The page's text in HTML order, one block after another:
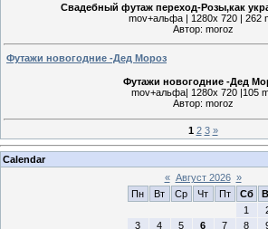
Свадебный футаж переход-Розы,как
mov+альфа | 1280х 720 | 262
Автор: moroz
Футажи новогодние -Дед Мороз
Футажи новогодние -Дед
mov+альфа| 1280х 720 |105
Автор: moroz
1 2 3 »
Calendar
« Август 2026 »
Пн
Вт Ср Чт Пт Сб
1
3
4 5 6 7 8